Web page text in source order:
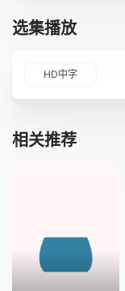
选集播放
HD中字
相关推荐